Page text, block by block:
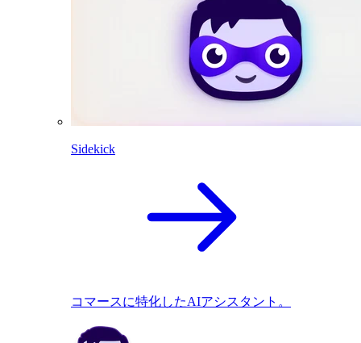
Sidekick
コマースに特化したAIアシスタント。